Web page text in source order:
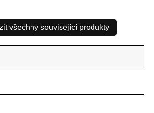
všechny související produkty